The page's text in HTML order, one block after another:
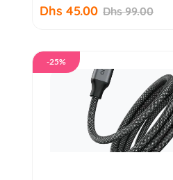
Dhs 45.00 Dhs 99.00
-25%